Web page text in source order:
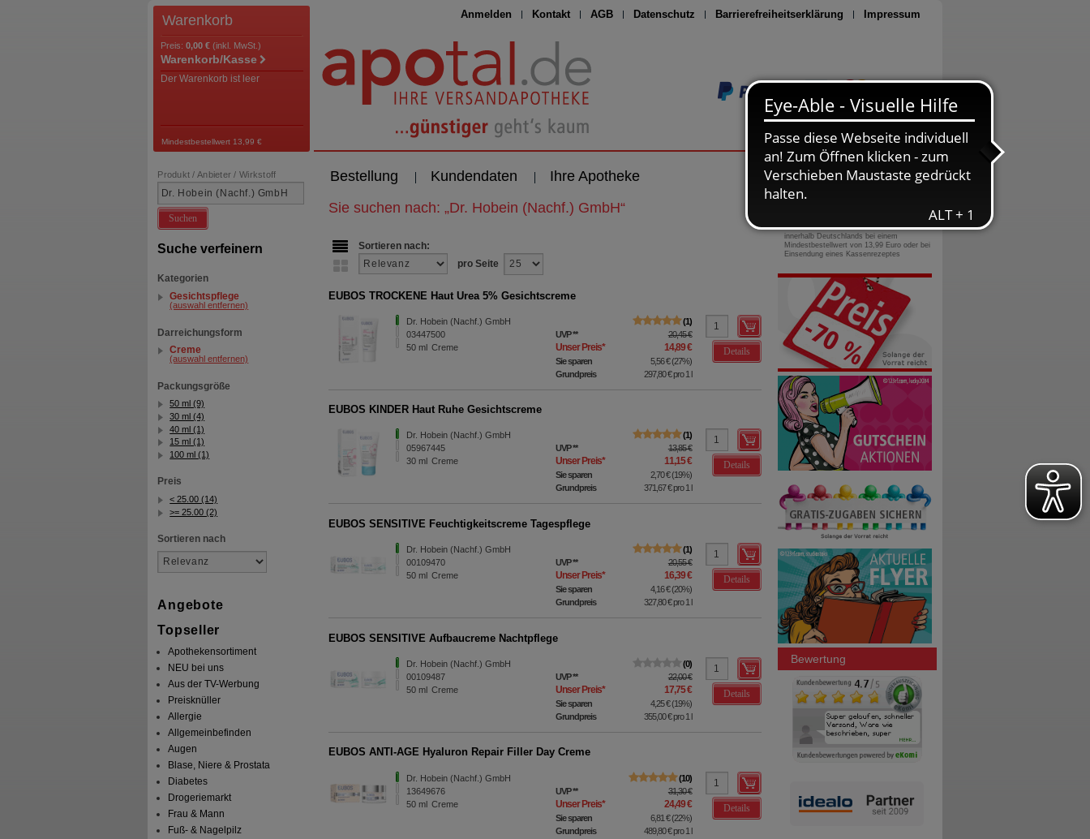
Anmelden Kontakt AGB Datenschutz Barrierefreiheitserklärung Impressum
Seite drucken
Warenkorb
Preis: 0,00 € (inkl. MwSt.)
Warenkorb/Kasse
Der Warenkorb ist leer
Mindestbestellwert 13,99 €
Bestellung Kundendaten Ihre Apotheke
Produkt / Anbieter / Wirkstoff
Suchen
Suche verfeinern
Kategorien
Gesichtspflege
(auswahl entfernen)
Darreichungsform
Creme
(auswahl entfernen)
Packungsgröße
50 ml (9)
30 ml (4)
40 ml (1)
15 ml (1)
100 ml (1)
Preis
< 25.00 (14)
>= 25.00 (2)
Sortieren nach
Angebote
Topseller
Apothekensortiment
NEU bei uns
Aus der TV-Werbung
Preisknüller
Allergie
Allgemeinbefinden
Augen
Blase, Niere & Prostata
Diabetes
Drogeriemarkt
Frau & Mann
Fuß- & Nagelpilz
Sie suchen nach: „Dr. Hobein (Nachf.) GmbH“
Sortieren nach:
pro Seite
EUBOS TROCKENE Haut Urea 5% Gesichtscreme
Dr. Hobein (Nachf.) GmbH
03447500
50 ml Creme
1
UVP** 20,45 €
Unser Preis* 14,89 €
Sie sparen 5,56 €(27%)
Grundpreis
297,80 €pro 1 l
Details
EUBOS KINDER Haut Ruhe Gesichtscreme
Dr. Hobein (Nachf.) GmbH
05967445
30 ml Creme
1
UVP** 13,85 €
Unser Preis* 11,15 €
Sie sparen 2,70 €(19%)
Grundpreis
371,67 €pro 1 l
Details
EUBOS SENSITIVE Feuchtigkeitscreme Tagespflege
Dr. Hobein (Nachf.) GmbH
00109470
50 ml Creme
1
UVP** 20,55 €
Unser Preis* 16,39 €
Sie sparen 4,16 €(20%)
Grundpreis
327,80 €pro 1 l
Details
EUBOS SENSITIVE Aufbaucreme Nachtpflege
Dr. Hobein (Nachf.) GmbH
00109487
50 ml Creme
0
UVP** 22,00 €
Unser Preis* 17,75 €
Sie sparen 4,25 €(19%)
Grundpreis
355,00 €pro 1 l
Details
EUBOS ANTI-AGE Hyaluron Repair Filler Day Creme
Dr. Hobein (Nachf.) GmbH
13649676
50 ml Creme
10
UVP** 31,30 €
Unser Preis* 24,49 €
Sie sparen 6,81 €(22%)
Grundpreis
489,80 €pro 1 l
Details
0800-10 11 422
gebührenfreie Rufnummer
innerhalb Deutschlands bei einem
Mindestbestellwert von 13,99 Euro oder bei
Einsendung eines Kassenrezeptes
Bewertung